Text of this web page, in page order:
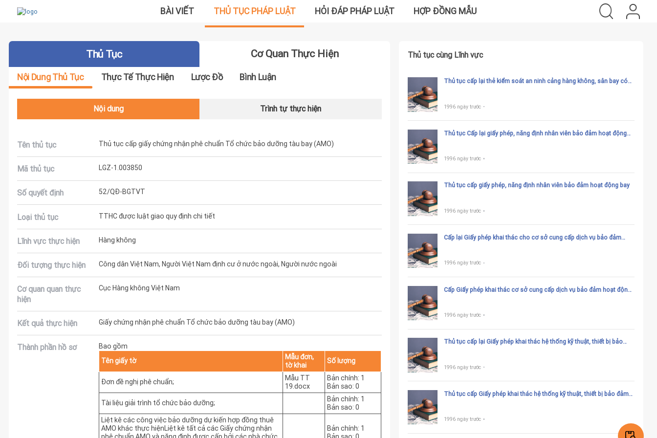
BÀI VIẾT THỦ TỤC PHÁP LUẬT HỎI ĐÁP PHÁP LUẬT HỢP ĐỒNG MẪU
Thủ Tục Cơ Quan Thực Hiện
Nội Dung Thủ Tục Thực Tế Thực Hiện Lược Đồ Bình Luận
Nội dung Trình tự thực hiện
Tên thủ tục Thủ tục cấp giấy chứng nhận phê chuẩn Tổ chức bảo dưỡng tàu bay (AMO)
Mã thủ tục LGZ-1.003850
Số quyết định 52/QĐ-BGTVT
Loại thủ tục TTHC được luật giao quy định chi tiết
Lĩnh vực thực hiện Hàng không
Đối tượng thực hiện Công dân Việt Nam, Người Việt Nam định cư ở nước ngoài, Người nước ngoài
Cơ quan quan thực
hiện
Cục Hàng không Việt Nam
Kết quả thực hiện Giấy chứng nhận phê chuẩn Tổ chức bảo dưỡng tàu bay (AMO)
Thành phần hồ sơ
Bao gồm
Tên giấy tờ
Mẫu đơn,
tờ khai
Số lượng
Đơn đề nghị phê chuẩn;
Mẫu TT
19.docx
Bản chính: 1
Bản sao: 0
Tài liệu giải trình tổ chức bảo dưỡng;
Bản chính: 1
Bản sao: 0
Liệt kê các công việc bảo dưỡng dự kiến hợp đồng thuê
AMO khác thực hiệnLiệt kê tất cả các Giấy chứng nhận
Bản chính: 1
Thủ tục cùng Lĩnh vực
Thủ tục cấp lại thẻ kiểm soát an ninh cảng hàng không, sân bay có
1996 ngày trước
Thủ tục Cấp lại giấy phép, năng định nhân viên bảo đảm hoạt động
1996 ngày trước
Thủ tục cấp giấy phép, năng định nhân viên bảo đảm hoạt động bay
1996 ngày trước
Cấp lại Giấy phép khai thác cho cơ sở cung cấp dịch vụ bảo đảm
1996 ngày trước
Cấp Giấy phép khai thác cơ sở cung cấp dịch vụ bảo đảm hoạt động
1996 ngày trước
Thủ tục cấp lại Giấy phép khai thác hệ thống kỹ thuật, thiết bị bảo
1996 ngày trước
Thủ tục cấp Giấy phép khai thác hệ thống kỹ thuật, thiết bị bảo đảm
1996 ngày trước